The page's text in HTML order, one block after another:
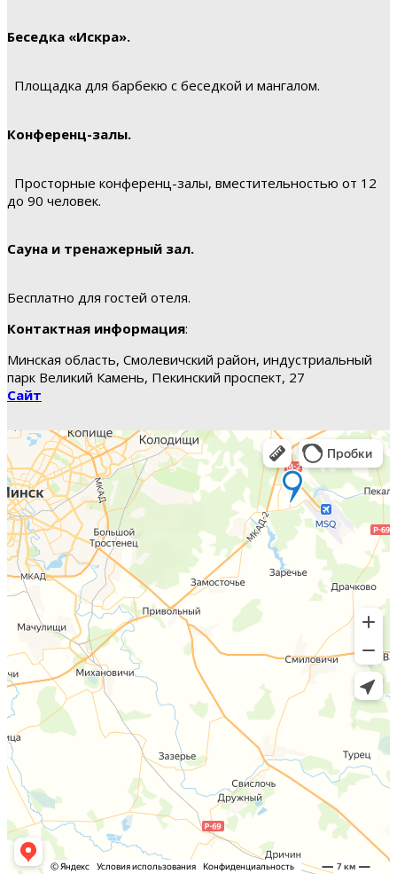
Беседка «Искра».
Площадка для барбекю с беседкой и мангалом.
Конференц-залы.
Просторные конференц-залы, вместительностью от 12
до 90 человек.
Сауна и тренажерный зал.
Бесплатно для гостей отеля.
Контактная информация:
Минская область, Смолевичский район, индустриальный
парк Великий Камень, Пекинский проспект, 27
Сайт